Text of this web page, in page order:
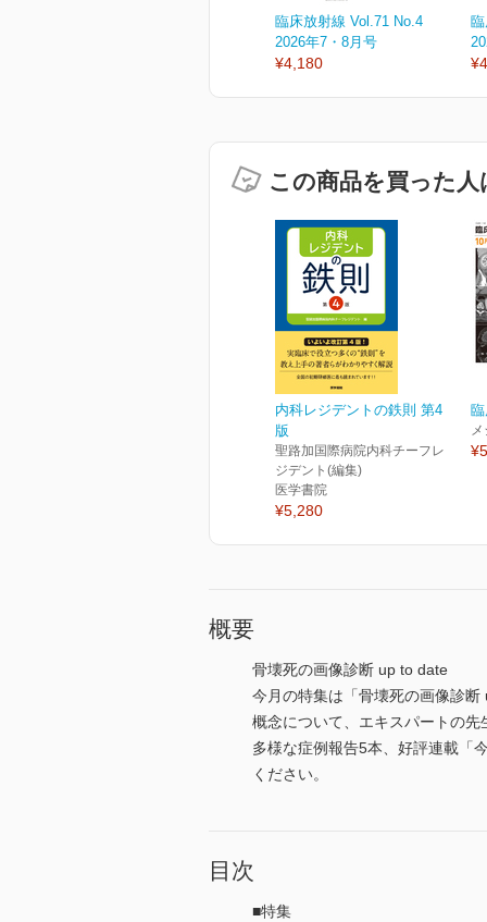
臨床放射線 Vol.71 No.4
2026年7・8月号
¥4,180
この商品を買った
内科レジデントの鉄則 第4
版
聖路加国際病院内科チーフレ
ジデント(編集)
医学書院
¥5,280
概要
骨壊死の画像診断 up to date
今月の特集は「骨壊死の画像診
概念について、エキスパートの
多様な症例報告5本、好評連載「
ください。
目次
■特集